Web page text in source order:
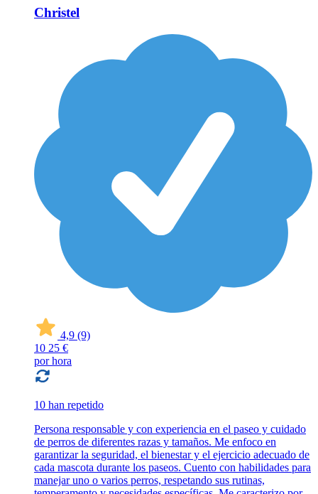
Christel
4,9 (9)
10 25 €
por hora
10 han repetido
Persona responsable y con experiencia en el paseo y cuidado
de perros de diferentes razas y tamaños. Me enfoco en
garantizar la seguridad, el bienestar y el ejercicio adecuado de
cada mascota durante los paseos. Cuento con habilidades para
manejar uno o varios perros, respetando sus rutinas,